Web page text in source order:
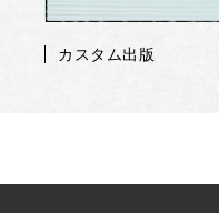
カスタム出版